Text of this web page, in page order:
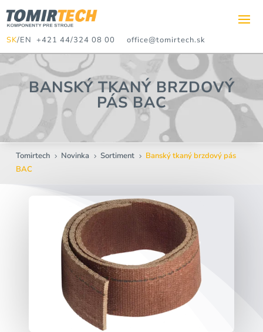
SK/EN +421 44/324 08 00 office@tomirtech.sk
BANSKÝ TKANÝ BRZDOVÝ
PÁS BAC
Tomirtech 5 Novinka 5 Sortiment 5
Banský tkaný brzdový pás
BAC